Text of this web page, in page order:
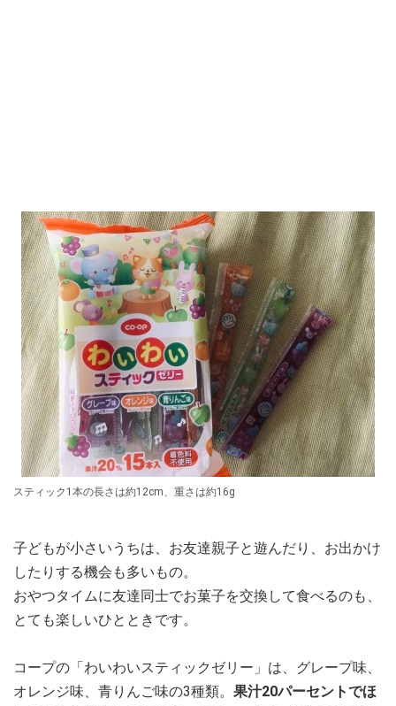
スティック1本の長さは約12cm、重さは約16g
子どもが小さいうちは、お友達親子と遊んだり、お出かけ
したりする機会も多いもの。
おやつタイムに友達同士でお菓子を交換して食べるのも、
とても楽しいひとときです。
コープの「わいわいスティックゼリー」は、グレープ味、
オレンジ味、青りんご味の3種類。 果汁20パーセントでほ